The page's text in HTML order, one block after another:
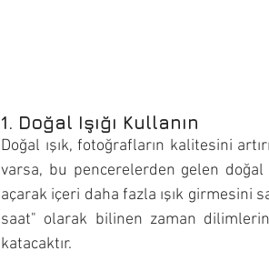
1. Doğal Işığı Kullanın
Doğal ışık, fotoğrafların kalitesini
varsa, bu pencerelerden gelen doğal
açarak içeri daha fazla ışık girmesini
saat" olarak bilinen zaman
katacaktır.